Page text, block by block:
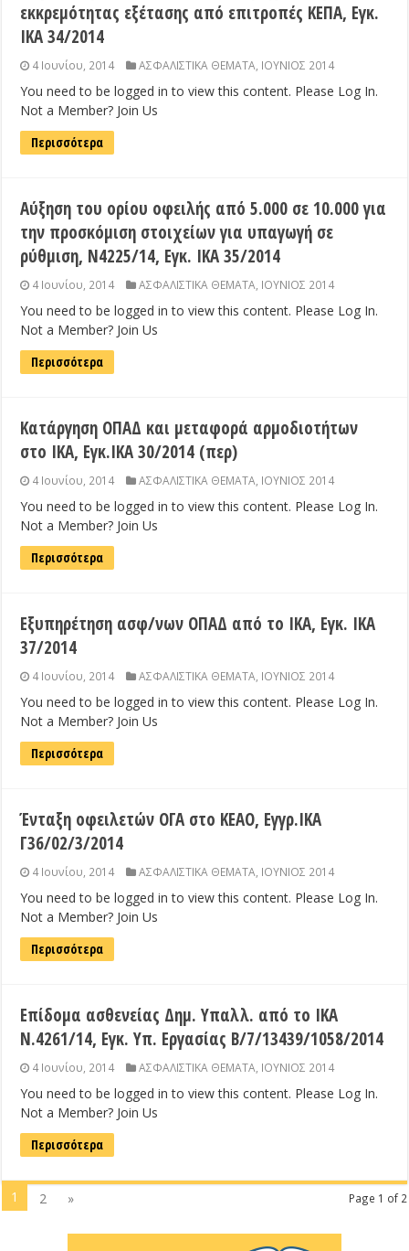
εκκρεμότητας εξέτασης από επιτροπές ΚΕΠΑ, Εγκ.
ΙΚΑ 34/2014
4 Ιουνίου, 2014 ΑΣΦΑΛΙΣΤΙΚΑ ΘΕΜΑΤΑ, ΙΟΥΝΙΟΣ 2014
You need to be logged in to view this content. Please Log In.
Not a Member? Join Us
Περισσότερα
Αύξηση του ορίου οφειλής από 5.000 σε 10.000 για
την προσκόμιση στοιχείων για υπαγωγή σε
ρύθμιση, Ν4225/14, Εγκ. ΙΚΑ 35/2014
4 Ιουνίου, 2014 ΑΣΦΑΛΙΣΤΙΚΑ ΘΕΜΑΤΑ, ΙΟΥΝΙΟΣ 2014
You need to be logged in to view this content. Please Log In.
Not a Member? Join Us
Περισσότερα
Κατάργηση ΟΠΑΔ και μεταφορά αρμοδιοτήτων
στο ΙΚΑ, Εγκ.ΙΚΑ 30/2014 (περ)
4 Ιουνίου, 2014 ΑΣΦΑΛΙΣΤΙΚΑ ΘΕΜΑΤΑ, ΙΟΥΝΙΟΣ 2014
You need to be logged in to view this content. Please Log In.
Not a Member? Join Us
Περισσότερα
Εξυπηρέτηση ασφ/νων ΟΠΑΔ από το ΙΚΑ, Εγκ. ΙΚΑ
37/2014
4 Ιουνίου, 2014 ΑΣΦΑΛΙΣΤΙΚΑ ΘΕΜΑΤΑ, ΙΟΥΝΙΟΣ 2014
You need to be logged in to view this content. Please Log In.
Not a Member? Join Us
Περισσότερα
Ένταξη οφειλετών ΟΓΑ στο ΚΕΑΟ, Εγγρ.ΙΚΑ
Γ36/02/3/2014
4 Ιουνίου, 2014 ΑΣΦΑΛΙΣΤΙΚΑ ΘΕΜΑΤΑ, ΙΟΥΝΙΟΣ 2014
You need to be logged in to view this content. Please Log In.
Not a Member? Join Us
Περισσότερα
Επίδομα ασθενείας Δημ. Υπαλλ. από το ΙΚΑ
Ν.4261/14, Εγκ. Υπ. Εργασίας Β/7/13439/1058/2014
4 Ιουνίου, 2014 ΑΣΦΑΛΙΣΤΙΚΑ ΘΕΜΑΤΑ, ΙΟΥΝΙΟΣ 2014
You need to be logged in to view this content. Please Log In.
Not a Member? Join Us
Περισσότερα
Page 1 of 2
1 2 »